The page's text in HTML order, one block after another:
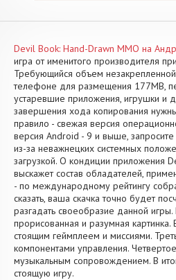
Devil Book: Hand-Drawn MMO на
игра от именитого производителя
Требующийся объем
телефоне для размещения 177MB,
устаревшие приложения, игрушки и
завершения хода копирования
правило - свежая версия
версия Android - 9 и выше,
из-за неважнецких системных
загрузкой. О кондиции приложения
выскажет состав обладателей,
- по международному рейтингу
сказать, ваша скачка точно будет
разгадать своеобразие данной
прорисованная и разумная
стоящим геймплеем и миссиями.
компонентами управления.
музыкальным сопровождением. В
стоящую игру.